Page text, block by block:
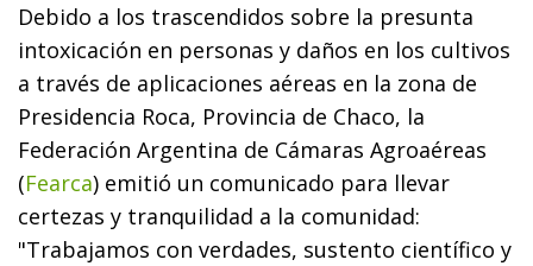
Debido a los trascendidos sobre la presunta
intoxicación en personas y daños en los cultivos
a través de aplicaciones aéreas en la zona de
Presidencia Roca, Provincia de Chaco, la
Federación Argentina de Cámaras Agroaéreas
(Fearca) emitió un comunicado para llevar
certezas y tranquilidad a la comunidad:
"Trabajamos con verdades, sustento científico y